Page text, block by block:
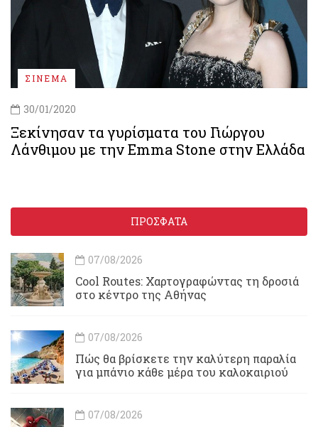
ΣΙΝΕΜΑ
30/01/2020
Ξεκίνησαν τα γυρίσματα του Γιώργου
Λάνθιμου με την Emma Stone στην Ελλάδα
ΠΡΟΣΦΑΤΑ
07/08/2026
Cool Routes: Χαρτογραφώντας τη δροσιά
στο κέντρο της Αθήνας
07/08/2026
Πώς θα βρίσκετε την καλύτερη παραλία
για μπάνιο κάθε μέρα του καλοκαιριού
07/08/2026